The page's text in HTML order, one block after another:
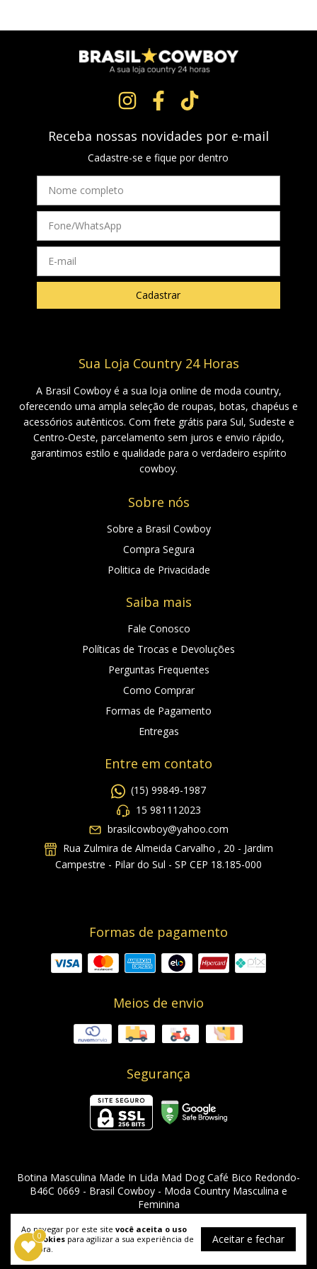
Ao navegar por este site você aceita o uso
de cookies para agilizar a sua experiência de
compra.
Aceitar e fechar
Receba nossas novidades por e-mail
Cadastre-se e fique por dentro
Sua Loja Country 24 Horas
A Brasil Cowboy é a sua loja online de moda country,
oferecendo uma ampla seleção de roupas, botas, chapéus e
acessórios autênticos. Com frete grátis para Sul, Sudeste e
Centro-Oeste, parcelamento sem juros e envio rápido,
garantimos estilo e qualidade para o verdadeiro espírito
cowboy.
Sobre nós
Sobre a Brasil Cowboy
Compra Segura
Politica de Privacidade
Saiba mais
Fale Conosco
Políticas de Trocas e Devoluções
Perguntas Frequentes
Como Comprar
Formas de Pagamento
Entregas
Entre em contato
(15) 99849-1987
15 981112023
brasilcowboy@yahoo.com
Rua Zulmira de Almeida Carvalho , 20 - Jardim
Campestre - Pilar do Sul - SP CEP 18.185-000
Formas de pagamento
Meios de envio
Segurança
Botina Masculina Made In Lida Mad Dog Café Bico Redondo-
B46C 0669 - Brasil Cowboy - Moda Country Masculina e
Feminina
0